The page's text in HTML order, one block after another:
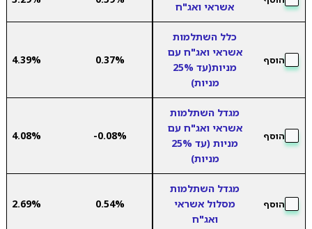
אשראי ואג"ח
הוסף
כלל השתלמות
אשראי ואג"ח עם
מניות(עד 25%
מניות)
0.37%
4.39%
הוסף
מגדל השתלמות
אשראי ואג"ח עם
מניות (עד 25%
מניות)
-0.08%
4.08%
הוסף
מגדל השתלמות
מסלול אשראי
ואג"ח
0.54%
2.69%